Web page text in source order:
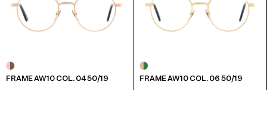
FRAME AW10 COL. 04 50/19 FRAME AW10 COL. 06 50/19
AW10 Clip Col. 06 46